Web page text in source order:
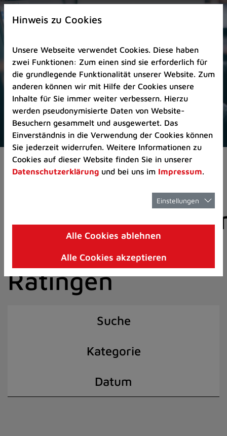
Zur
Startseite
Zum
Seitenanfang
springen
(Schnelltaste
A)
Zur
Navigation/Menü
springen
(Schnelltaste
M)
Zur
8)
I)
Aktuelles Pressemitteilungen
der Stadt
Ratingen
Suche
Kategorie
Datum
Hinweis zu Cookies
Unsere Webseite verwendet Cookies. Diese haben
zwei Funktionen: Zum einen sind sie erforderlich für
die grundlegende Funktionalität unserer Website. Zum
anderen können wir mit Hilfe der Cookies unsere
Inhalte für Sie immer weiter verbessern. Hierzu
werden pseudonymisierte Daten von Website-
Besuchern gesammelt und ausgewertet. Das
Einverständnis in die Verwendung der Cookies können
Sie jederzeit widerrufen. Weitere Informationen zu
Cookies auf dieser Website finden Sie in unserer
Datenschutzerklärung und bei uns im Impressum.
Einstellungen
Alle Cookies ablehnen
Alle Cookies akzeptieren